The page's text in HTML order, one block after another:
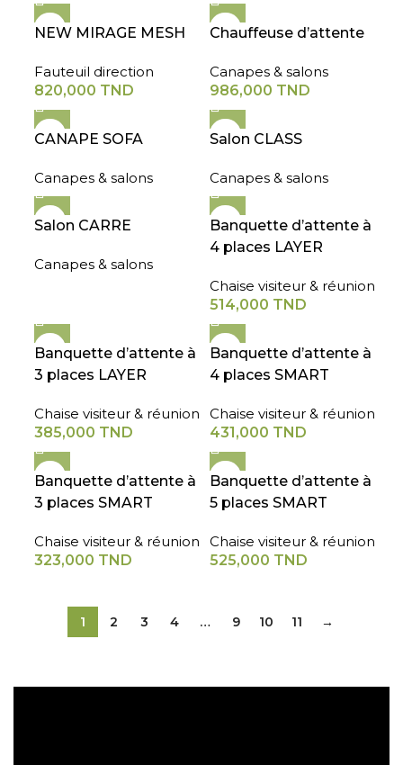
NEW MIRAGE MESH
Fauteuil direction
820,000 TND
Chauffeuse d’attente
Canapes & salons
986,000 TND
CANAPE SOFA
Canapes & salons
Salon CLASS
Canapes & salons
Salon CARRE
Canapes & salons
Banquette d’attente à
4 places LAYER
Chaise visiteur & réunion
514,000 TND
Banquette d’attente à
3 places LAYER
Chaise visiteur & réunion
385,000 TND
Banquette d’attente à
4 places SMART
Chaise visiteur & réunion
431,000 TND
Banquette d’attente à
3 places SMART
Chaise visiteur & réunion
323,000 TND
Banquette d’attente à
5 places SMART
Chaise visiteur & réunion
525,000 TND
1 2 3 4 … 9 10 11 →